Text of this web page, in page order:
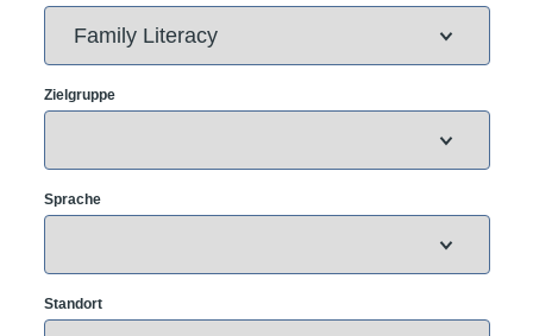
Zielgruppe
Sprache
Standort